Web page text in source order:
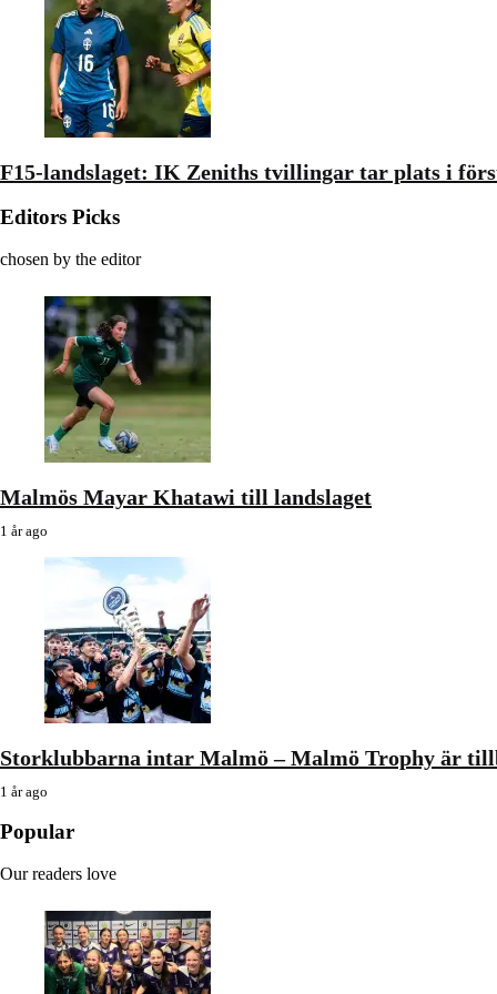
F15-landslaget: IK Zeniths tvillingar tar plats i
Editors Picks
chosen by the editor
Malmös Mayar Khatawi till landslaget
1 år ago
Storklubbarna intar Malmö – Malmö Trophy är
1 år ago
Popular
Our readers love